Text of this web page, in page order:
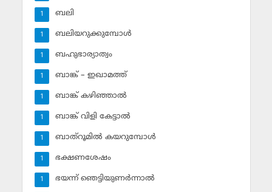
ബലി
1
ബലിയറുക്കുമ്പോള്‍
1
ബഹുഭാര്യാത്വം
1
ബാങ്ക് – ഇഖാമത്ത്
1
ബാങ്ക് കഴിഞ്ഞാല്‍
1
ബാങ്ക് വിളി കേട്ടാല്‍
1
ബാത്‌റൂമില്‍ കയറുമ്പോള്‍
1
ഭക്ഷണശേഷം
1
ഭയന്ന് ഞെട്ടിയുണര്‍ന്നാല്‍
1